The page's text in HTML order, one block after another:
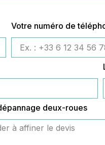
Votre numéro de
deux-roues